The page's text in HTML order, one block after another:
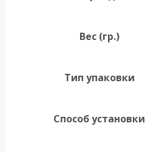
Вес (гр.)
Тип упаковки
Способ установки